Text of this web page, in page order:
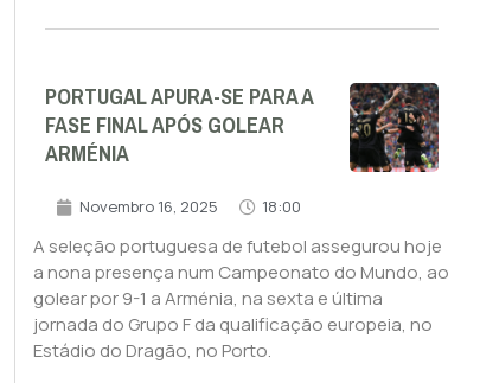
PORTUGAL APURA-SE PARA A
FASE FINAL APÓS GOLEAR
ARMÉNIA
Novembro 16, 2025 18:00
A seleção portuguesa de futebol assegurou hoje
a nona presença num Campeonato do Mundo, ao
golear por 9-1 a Arménia, na sexta e última
jornada do Grupo F da qualificação europeia, no
Estádio do Dragão, no Porto.